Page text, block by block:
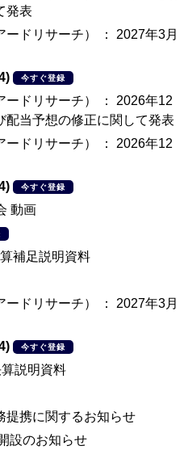
発表
ドリサーチ） ： 2027年3月
今すぐ登録
ードリサーチ） ： 2026年12
配当予想の修正に関して発表
ードリサーチ） ： 2026年12
今すぐ登録
動画
補足説明資料
ドリサーチ） ： 2027年3月
今すぐ登録
説明資料
提携に関するお知らせ
設のお知らせ